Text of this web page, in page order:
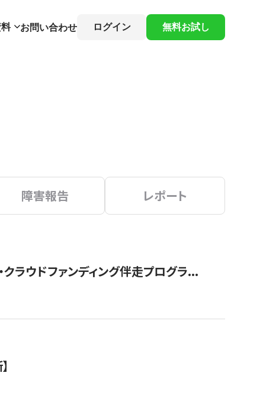
お問い合わせ ログイン 無料お試し
障害報告 レポート
ラウドファンディング伴走プログラ...